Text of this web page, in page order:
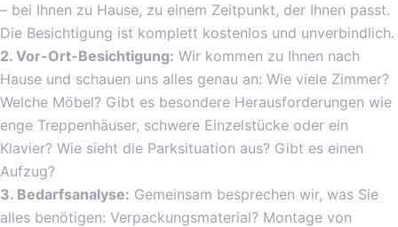
– bei Ihnen zu Hause, zu einem Zeitpunkt, der Ihnen passt.
Die Besichtigung ist komplett kostenlos und unverbindlich.
2. Vor-Ort-Besichtigung: Wir kommen zu Ihnen nach
Hause und schauen uns alles genau an: Wie viele Zimmer?
Welche Möbel? Gibt es besondere Herausforderungen wie
enge Treppenhäuser, schwere Einzelstücke oder ein
Klavier? Wie sieht die Parksituation aus? Gibt es einen
Aufzug?
3. Bedarfsanalyse: Gemeinsam besprechen wir, was Sie
alles benötigen: Verpackungsmaterial? Montage von